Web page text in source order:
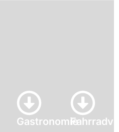
Gastronomie